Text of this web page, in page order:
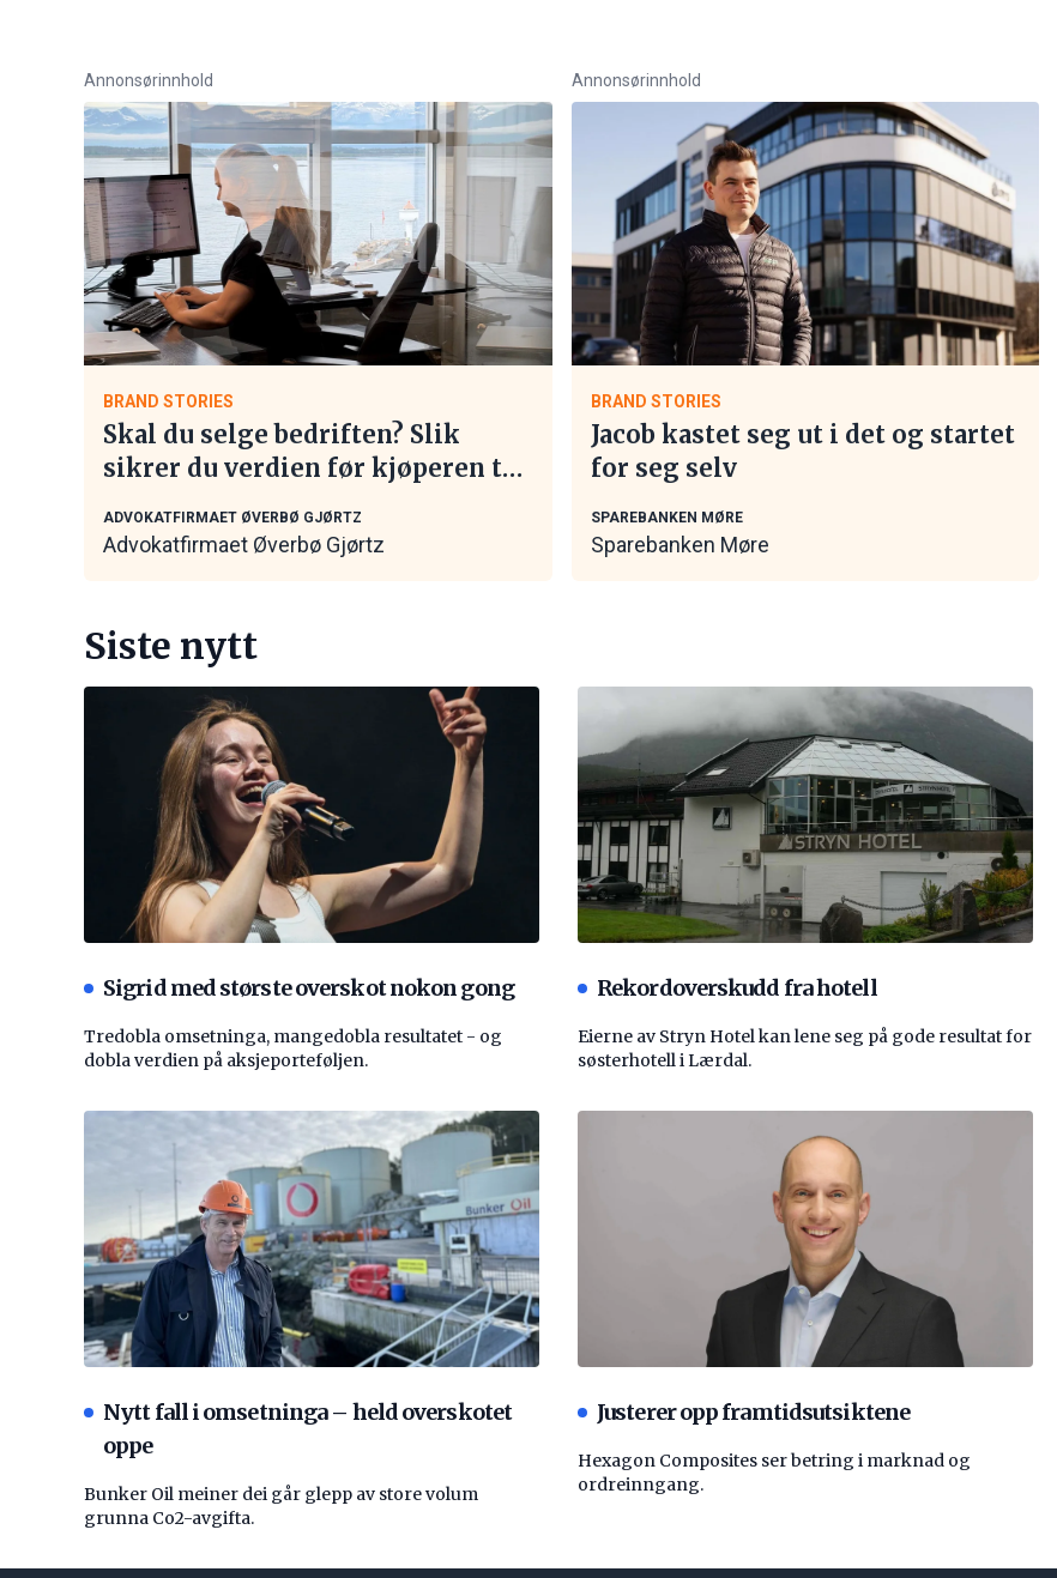
Annonsørinnhold
BRAND STORIES
Skal du selge bedriften? Slik
sikrer du verdien før kjøperen tar
ADVOKATFIRMAET ØVERBØ GJØRTZ
Advokatfirmaet Øverbø Gjørtz
Annonsørinnhold
BRAND STORIES
Jacob kastet seg ut i det og startet
for seg selv
SPAREBANKEN MØRE
Sparebanken Møre
Siste nytt
Sigrid med største overskot nokon gong
Tredobla omsetninga, mangedobla resultatet - og
dobla verdien på aksjeporteføljen.
Rekordoverskudd fra hotell
Eierne av Stryn Hotel kan lene seg på gode resultat for
søsterhotell i Lærdal.
Nytt fall i omsetninga – held overskotet
oppe
Bunker Oil meiner dei går glepp av store volum
grunna Co2-avgifta.
Justerer opp framtidsutsiktene
Hexagon Composites ser betring i marknad og
ordreinngang.